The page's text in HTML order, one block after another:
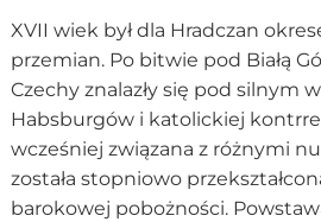
XVII wiek był dla Hradczan
przemian. Po bitwie pod Białą
Czechy znalazły się pod silnym
Habsburgów i katolickiej
wcześniej związana z różnymi
została stopniowo
barokowej pobożności.